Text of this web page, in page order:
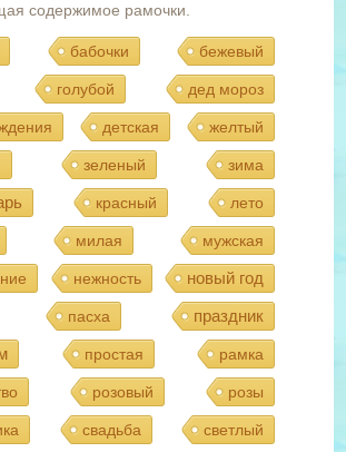
содержимое рамочки.
бабочки бежевый
голубой дед мороз
детская желтый
зеленый зима
красный лето
милая мужская
нежность новый год
пасха
праздник
простая рамка
розовый розы
свадьба светлый